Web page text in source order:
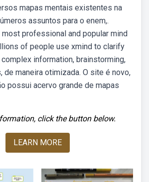
mapas mentais existentes na
assuntos para o enem,.
professional and popular mind
of people use xmind to clarify
information, brainstorming,
de maneira otimizada. O site é novo,
possui acervo grande de mapas
click the button below.
LEARN MORE